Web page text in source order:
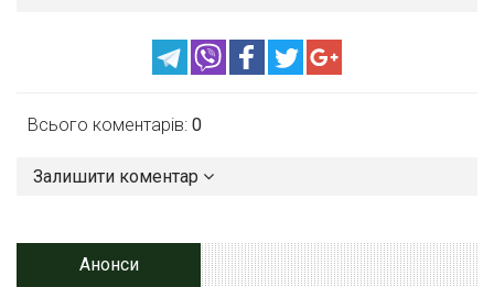
Всього коментарів: 0
Залишити коментар
Анонси